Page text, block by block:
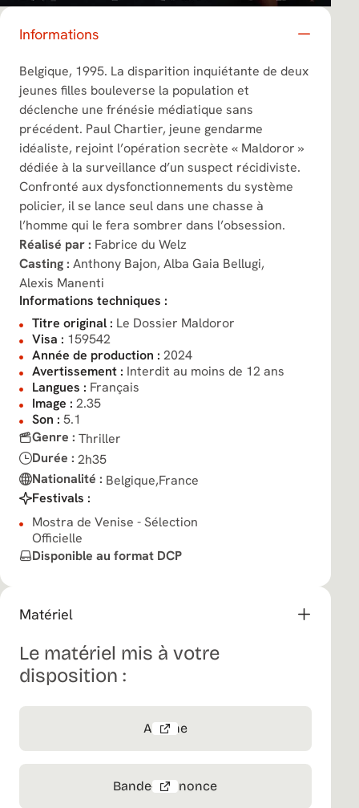
Informations
Belgique, 1995. La disparition inquiétante de deux
jeunes filles bouleverse la population et
déclenche une frénésie médiatique sans
précédent. Paul Chartier, jeune gendarme
idéaliste, rejoint l’opération secrète « Maldoror »
dédiée à la surveillance d’un suspect récidiviste.
Confronté aux dysfonctionnements du système
policier, il se lance seul dans une chasse à
l’homme qui le fera sombrer dans l’obsession.
Réalisé par : Fabrice du Welz
Casting : Anthony Bajon, Alba Gaia Bellugi,
Alexis Manenti
Informations techniques :
Titre original : Le Dossier Maldoror
Visa : 159542
Année de production : 2024
Avertissement : Interdit au moins de 12 ans
Langues : Français
Image : 2.35
Son : 5.1
Genre : Thriller
Durée : 2h35
Nationalité : Belgique,France
Festivals :
Mostra de Venise - Sélection
Officielle
Disponible au format DCP
Matériel
Le matériel mis à votre
disposition :
Affiche
Bande-annnonce